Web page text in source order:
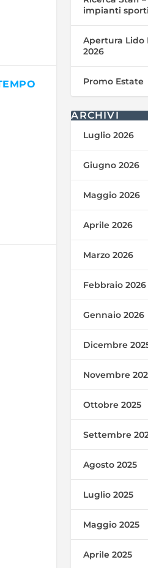
impianti
Apertura Lido
2026
Promo Estate
ARCHIVI
Luglio 2026
Giugno 2026
Maggio 2026
Aprile 2026
Marzo 2026
Febbraio 2026
Gennaio 2026
Dicembre
Novembre
Ottobre 2025
Settembre
Agosto 2025
Luglio 2025
Maggio 2025
Aprile 2025